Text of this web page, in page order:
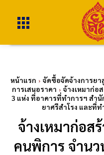
หน้าแรก จัดซื้อจัดจ้างการย
การเสนอราคา
จ้างเหมาก่อ
3 แห่ง ที่อาคารที่ทำการฯ สำ
ยาศรีสำโรง และที่
จ้างเหมาก่อส
คนพิการ จำน